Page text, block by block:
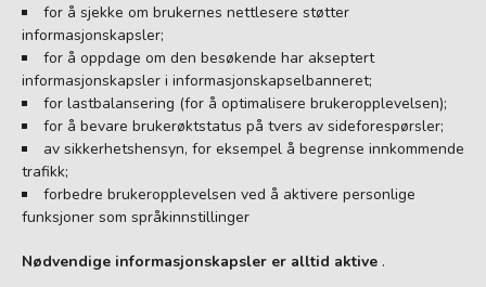
for å sjekke om brukernes nettlesere støtter
informasjonskapsler;
for å oppdage om den besøkende har akseptert
informasjonskapsler i informasjonskapselbanneret;
for lastbalansering (for å optimalisere brukeropplevelsen);
for å bevare brukerøktstatus på tvers av sideforespørsler;
av sikkerhetshensyn, for eksempel å begrense innkommende
trafikk;
forbedre brukeropplevelsen ved å aktivere personlige
funksjoner som språkinnstillinger
Nødvendige informasjonskapsler er alltid aktive .